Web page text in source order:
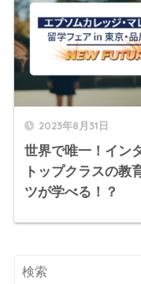
2023年8月31日
世界で唯一！イン
トップクラスの教
ツが学べる！？